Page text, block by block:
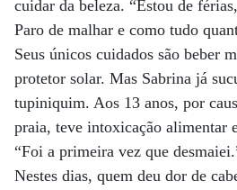
cuidar da beleza. “Estou de
Paro de malhar e como tudo
Seus únicos cuidados são beber
protetor solar. Mas Sabrina já
tupiniquim. Aos 13 anos, por
praia, teve intoxicação alimentar
“Foi a primeira vez que
Nestes dias, quem deu dor de